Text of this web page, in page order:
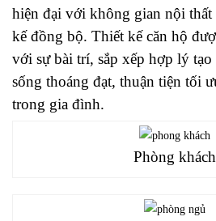
hiện đại với không gian nội thất
kế đồng bộ. Thiết kế căn hộ
với sự bài trí, sắp xếp hợp lý
sống thoáng đạt, thuận tiện tối
trong gia đình.
Phòng khách